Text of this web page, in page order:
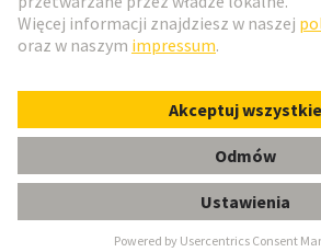
Han 6 E-sti-c
Polski
© HARTING Technology Group
WydawcaPolityka ochrony danych
Informacje dla klientów